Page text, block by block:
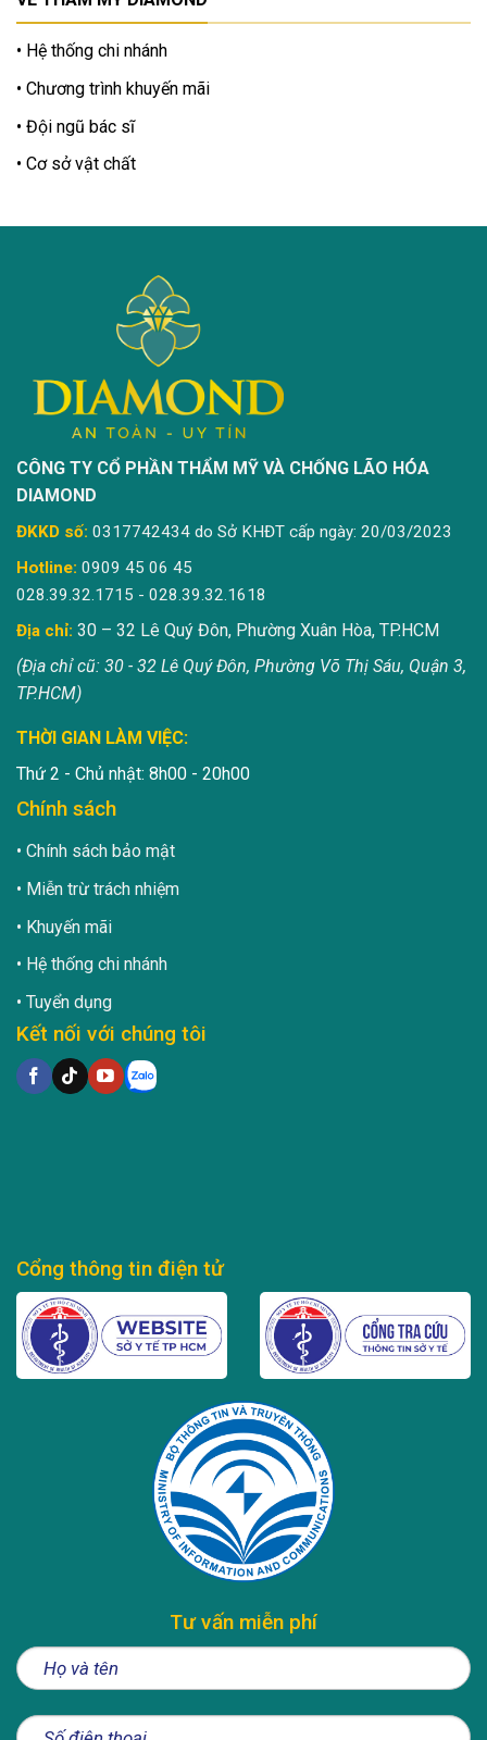
Hệ thống chi nhánh
Chương trình khuyến mãi
Đội ngũ bác sĩ
Cơ sở vật chất
CÔNG TY CỔ PHẦN THẨM MỸ VÀ CHỐNG LÃO HÓA
DIAMOND
ĐKKD số: 0317742434 do Sở KHĐT cấp ngày: 20/03/2023
Hotline: 0909 45 06 45
028.39.32.1715 - 028.39.32.1618
Địa chỉ: 30 – 32 Lê Quý Đôn, Phường Xuân Hòa, TP.HCM
(Địa chỉ cũ: 30 - 32 Lê Quý Đôn, Phường Võ Thị Sáu, Quận 3,
TP.HCM)
THỜI GIAN LÀM VIỆC:
Thứ 2 - Chủ nhật: 8h00 - 20h00
Chính sách
Chính sách bảo mật
Miễn trừ trách nhiệm
Khuyến mãi
Hệ thống chi nhánh
Tuyển dụng
Kết nối với chúng tôi
Cổng thông tin điện tử
Tư vấn miễn phí